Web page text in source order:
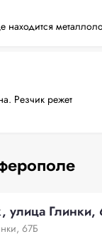
находится
Резчик режет
улица Глинки,
67Б